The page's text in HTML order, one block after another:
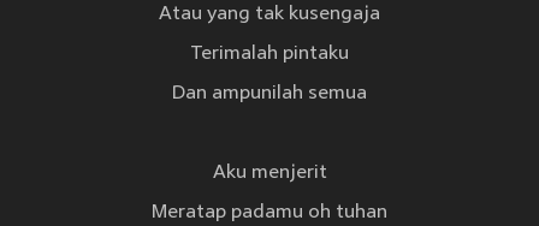
Atau yang tak kusengaja
Terimalah pintaku
Dan ampunilah semua
Aku menjerit
Meratap padamu oh tuhan